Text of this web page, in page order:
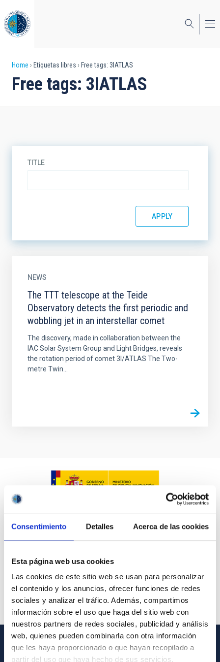
Consentimiento Detalles Acerca de las cookies
Esta página web usa cookies
Las cookies de este sitio web se usan para personalizar
el contenido y los anuncios, ofrecer funciones de redes
sociales y analizar el tráfico. Además, compartimos
información sobre el uso que haga del sitio web con
nuestros partners de redes sociales, publicidad y análisis
web, quienes pueden combinarla con otra información
que les haya proporcionado o que hayan recopilado a
partir del uso que haya hecho de sus servicios.
to
main
content
Breadcrumb
Home Etiquetas libres Free tags: 3IATLAS
Free tags: 3IATLAS
TITLE
NEWS
The TTT telescope at the Teide
Observatory detects the first periodic and
wobbling jet in an interstellar comet
The discovery, made in collaboration between the
IAC Solar System Group and Light Bridges, reveals
the rotation period of comet 3I/ATLAS The Two-
metre Twin...
GENERAL INFORMATION